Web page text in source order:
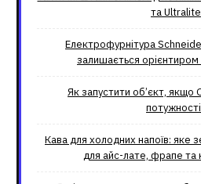
та Ultralite
Електрофурнітура
залишається орієнтиром
Як запустити об’єкт,
Кава для холодних напоїв: яке
для айс-лате, фрапе та